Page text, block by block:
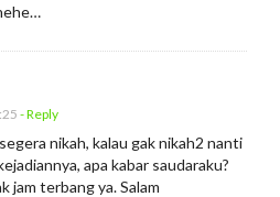
- Reply
nikah, kalau gak nikah2 nanti
apa kabar saudaraku?
jam terbang ya. Salam